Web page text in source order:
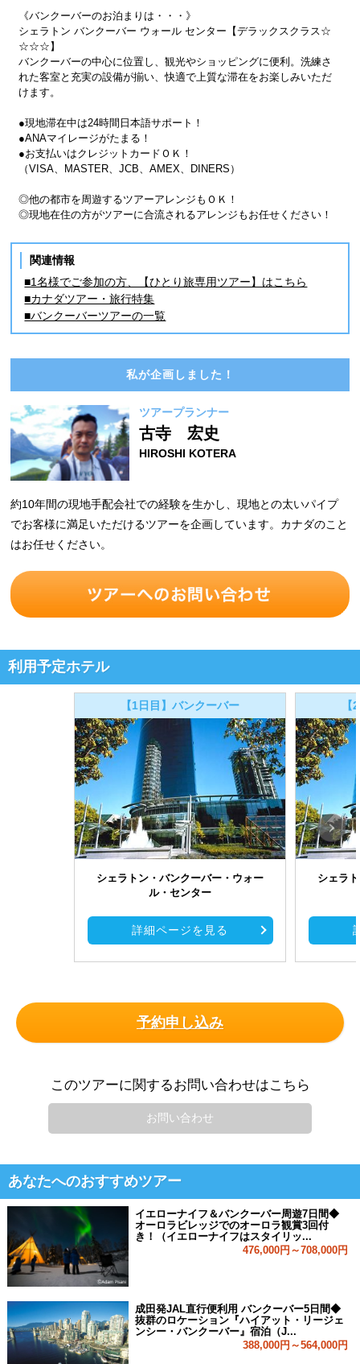
《バンクーバーのお泊まりは・・・》
シェラトン バンクーバー ウォール センター【デラックスクラス☆
☆☆☆】
バンクーバーの中心に位置し、観光やショッピングに便利。洗練さ
れた客室と充実の設備が揃い、快適で上質な滞在をお楽しみいただ
けます。
●現地滞在中は24時間日本語サポート！
●ANAマイレージがたまる！
●お支払いはクレジットカードＯＫ！
（VISA、MASTER、JCB、AMEX、DINERS）
◎他の都市を周遊するツアーアレンジもＯＫ！
◎現地在住の方がツアーに合流されるアレンジもお任せください！
関連情報
■1名様でご参加の方、【ひとり旅専用ツアー】はこちら
■カナダツアー・旅行特集
■バンクーバーツアーの一覧
私が企画しました！
ツアープランナー
古寺 宏史
HIROSHI KOTERA
約10年間の現地手配会社での経験を生かし、現地との太いパイプ
でお客様に満足いただけるツアーを企画しています。カナダのこと
はお任せください。
利用予定ホテル
【1日目】バンクーバー
シェラトン・バンクーバー・ウォー
ル・センター
詳細ページを見る
シェラ
予約申し込み
このツアーに関するお問い合わせはこちら
お問い合わせ
あなたへのおすすめツアー
イエローナイフ＆バンクーバー周遊7日間◆
オーロラビレッジでのオーロラ観賞3回付
き！（イエローナイフはスタイリッ...
476,000円～708,000円
成田発JAL直行便利用 バンクーバー5日間◆
抜群のロケーション『ハイアット・リージェ
ンシー・バンクーバー』宿泊（J...
388,000円～564,000円